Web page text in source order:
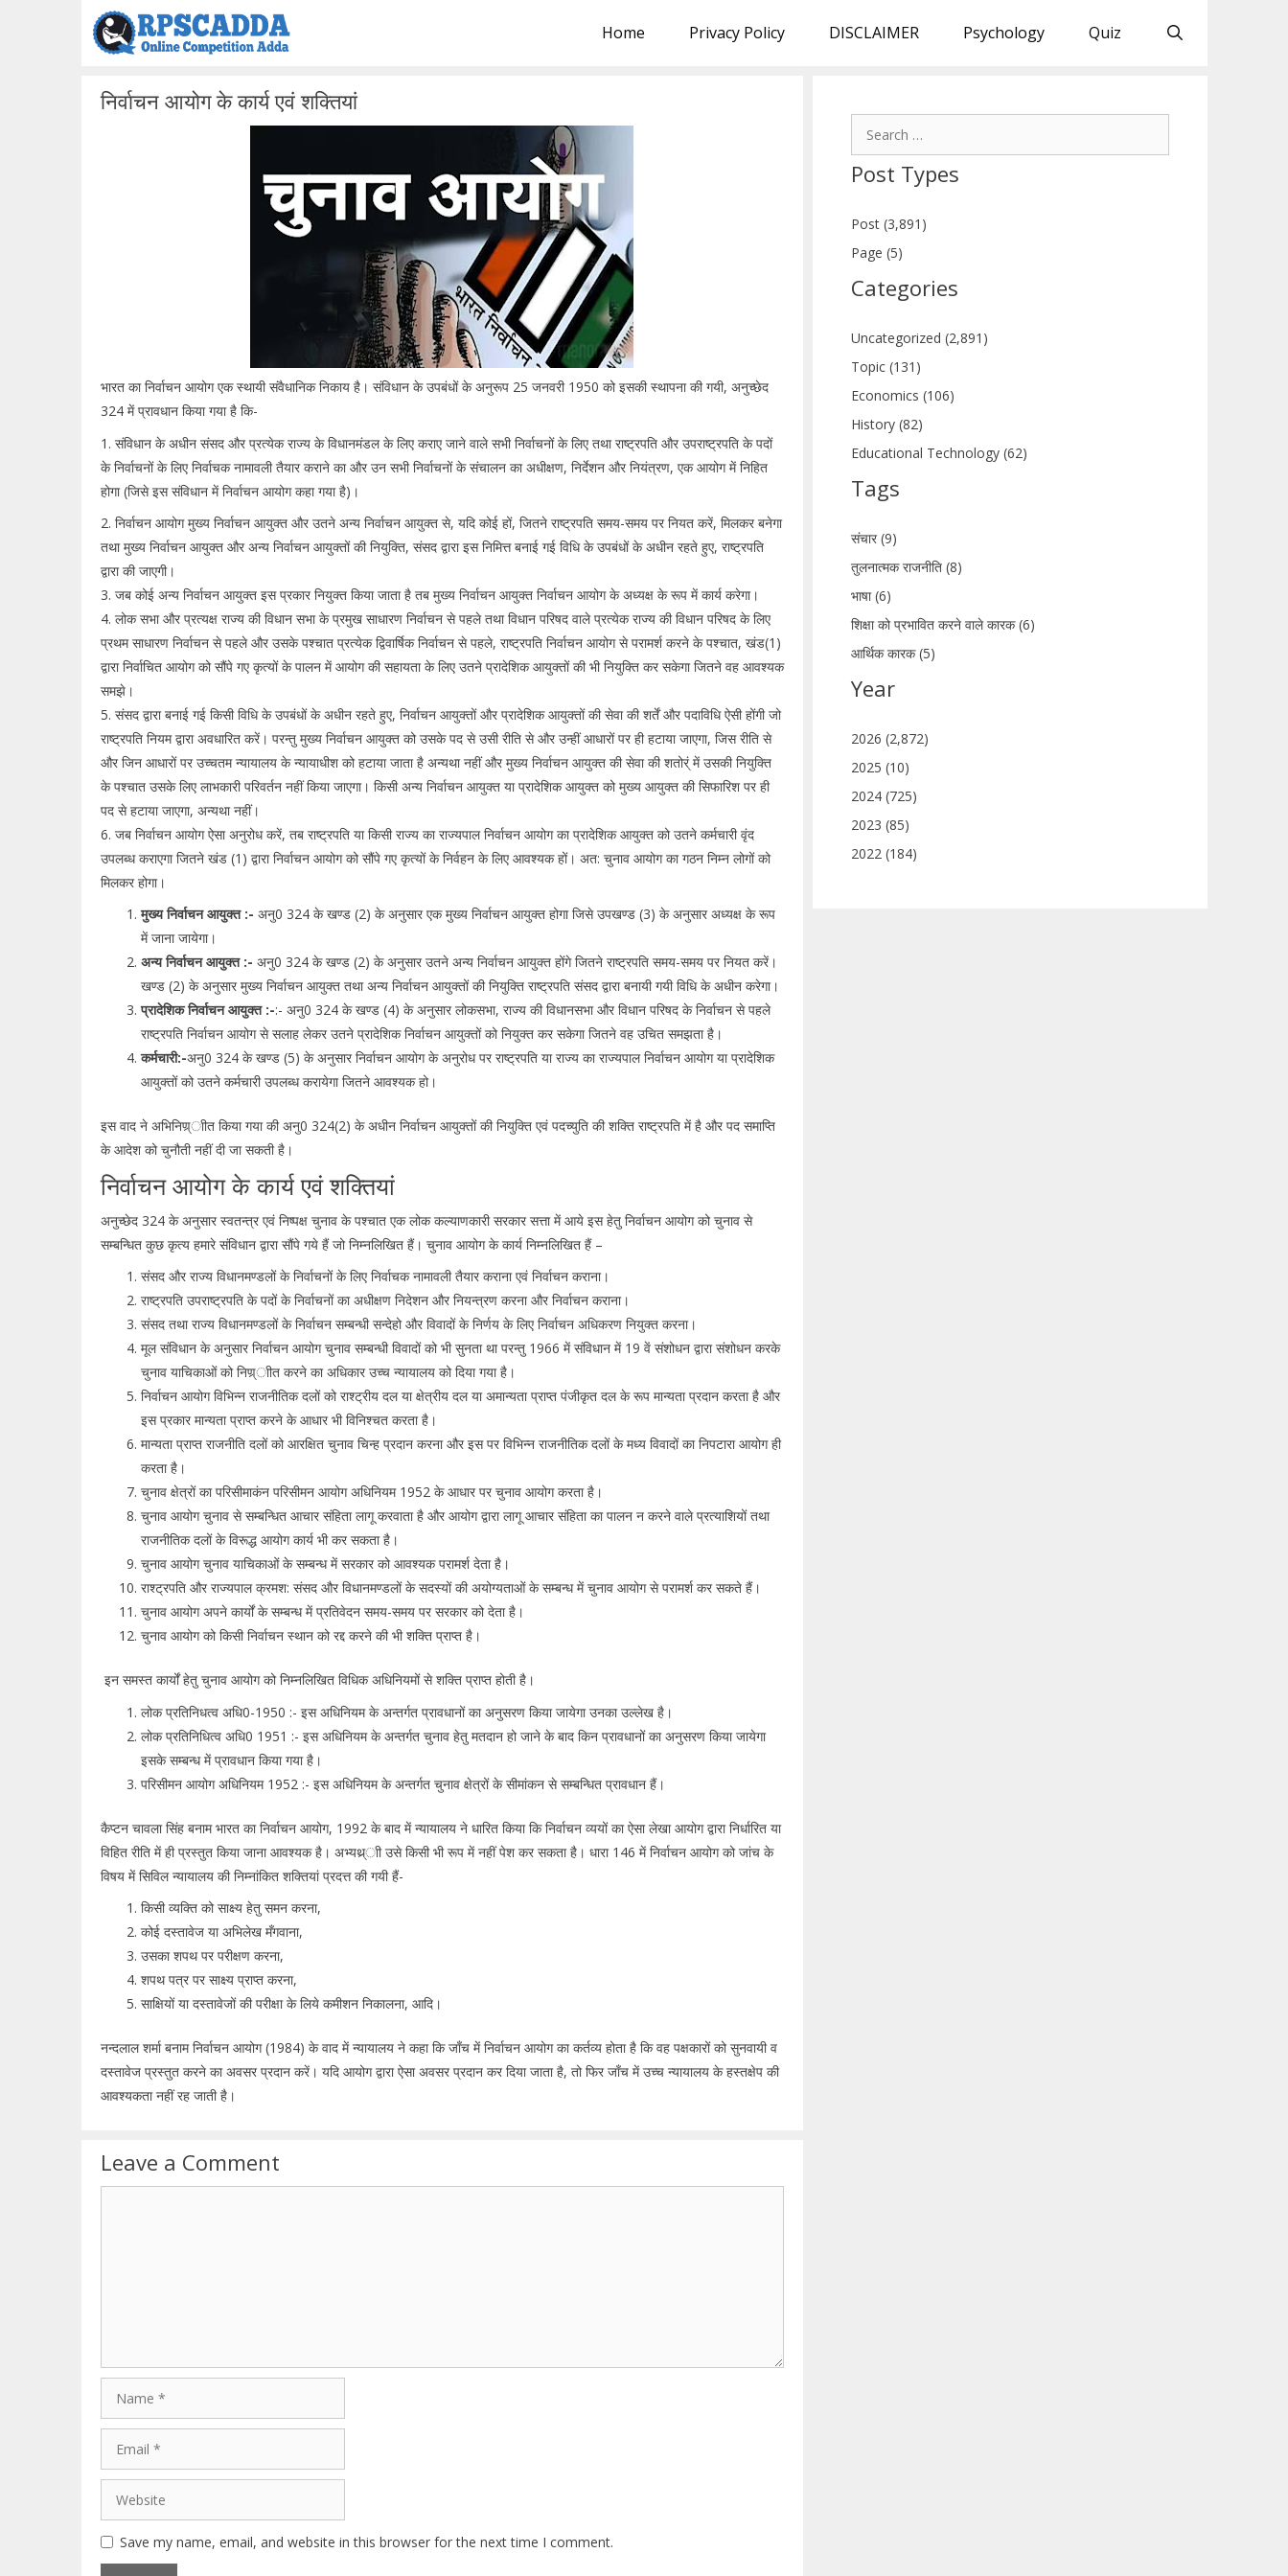
Home Privacy Policy DISCLAIMER Psychology Quiz
निर्वाचन आयोग के कार्य एवं शक्तियां
भारत का निर्वाचन आयोग एक स्थायी संवैधानिक निकाय है। संविधान के उपबंधों के अनुरूप 25 जनवरी 1950 को इसकी स्थापना की गयी, अनुच्छेद
324 में प्रावधान किया गया है कि-
1. संविधान के अधीन संसद और प्रत्येक राज्य के विधानमंडल के लिए कराए जाने वाले सभी निर्वाचनों के लिए तथा राष्ट्रपति और उपराष्ट्रपति के पदों
के निर्वाचनों के लिए निर्वाचक नामावली तैयार कराने का और उन सभी निर्वाचनों के संचालन का अधीक्षण, निर्देशन और नियंत्रण, एक आयोग में निहित
होगा (जिसे इस संविधान में निर्वाचन आयोग कहा गया है)।
2. निर्वाचन आयोग मुख्य निर्वाचन आयुक्त और उतने अन्य निर्वाचन आयुक्त से, यदि कोई हों, जितने राष्ट्रपति समय-समय पर नियत करें, मिलकर बनेगा
तथा मुख्य निर्वाचन आयुक्त और अन्य निर्वाचन आयुक्तों की नियुक्ति, संसद द्वारा इस निमित्त बनाई गई विधि के उपबंधों के अधीन रहते हुए, राष्ट्रपति
द्वारा की जाएगी।
3. जब कोई अन्य निर्वाचन आयुक्त इस प्रकार नियुक्त किया जाता है तब मुख्य निर्वाचन आयुक्त निर्वाचन आयोग के अध्यक्ष के रूप में कार्य करेगा।
4. लोक सभा और प्रत्यक्ष राज्य की विधान सभा के प्रमुख साधारण निर्वाचन से पहले तथा विधान परिषद वाले प्रत्येक राज्य की विधान परिषद के लिए
प्रथम साधारण निर्वाचन से पहले और उसके पश्चात प्रत्येक द्विवार्षिक निर्वाचन से पहले, राष्ट्रपति निर्वाचन आयोग से परामर्श करने के पश्चात, खंड(1)
द्वारा निर्वाचित आयोग को सौंपे गए कृत्यों के पालन में आयोग की सहायता के लिए उतने प्रादेशिक आयुक्तों की भी नियुक्ति कर सकेगा जितने वह आवश्यक
समझे।
5. संसद द्वारा बनाई गई किसी विधि के उपबंधों के अधीन रहते हुए, निर्वाचन आयुक्तों और प्रादेशिक आयुक्तों की सेवा की शर्तें और पदाविधि ऐसी होंगी जो
राष्ट्रपति नियम द्वारा अवधारित करें। परन्तु मुख्य निर्वाचन आयुक्त को उसके पद से उसी रीति से और उन्हीं आधारों पर ही हटाया जाएगा, जिस रीति से
और जिन आधारों पर उच्चतम न्यायालय के न्यायाधीश को हटाया जाता है अन्यथा नहीं और मुख्य निर्वाचन आयुक्त की सेवा की शतोर्ं में उसकी नियुक्ति
के पश्चात उसके लिए लाभकारी परिवर्तन नहीं किया जाएगा। किसी अन्य निर्वाचन आयुक्त या प्रादेशिक आयुक्त को मुख्य आयुक्त की सिफारिश पर ही
पद से हटाया जाएगा, अन्यथा नहीं।
6. जब निर्वाचन आयोग ऐसा अनुरोध करें, तब राष्ट्रपति या किसी राज्य का राज्यपाल निर्वाचन आयोग का प्रादेशिक आयुक्त को उतने कर्मचारी वृंद
उपलब्ध कराएगा जितने खंड (1) द्वारा निर्वाचन आयोग को सौंपे गए कृत्यों के निर्वहन के लिए आवश्यक हों। अत: चुनाव आयोग का गठन निम्न लोगों को
मिलकर होगा।
मुख्य निर्वाचन आयुक्त :- अनु0 324 के खण्ड (2) के अनुसार एक मुख्य निर्वाचन आयुक्त होगा जिसे उपखण्ड (3) के अनुसार अध्यक्ष के रूप
में जाना जायेगा।
अन्य निर्वाचन आयुक्त :- अनु0 324 के खण्ड (2) के अनुसार उतने अन्य निर्वाचन आयुक्त होंगे जितने राष्ट्रपति समय-समय पर नियत करें।
खण्ड (2) के अनुसार मुख्य निर्वाचन आयुक्त तथा अन्य निर्वाचन आयुक्तों की नियुक्ति राष्ट्रपति संसद द्वारा बनायी गयी विधि के अधीन करेगा।
प्रादेशिक निर्वाचन आयुक्त :-:- अनु0 324 के खण्ड (4) के अनुसार लोकसभा, राज्य की विधानसभा और विधान परिषद के निर्वाचन से पहले
राष्ट्रपति निर्वाचन आयोग से सलाह लेकर उतने प्रादेशिक निर्वाचन आयुक्तों को नियुक्त कर सकेगा जितने वह उचित समझता है।
कर्मचारी:-अनु0 324 के खण्ड (5) के अनुसार निर्वाचन आयोग के अनुरोध पर राष्ट्रपति या राज्य का राज्यपाल निर्वाचन आयोग या प्रादेशिक
आयुक्तों को उतने कर्मचारी उपलब्ध करायेगा जितने आवश्यक हो।
इस वाद ने अभिनिण्र्ाीत किया गया की अनु0 324(2) के अधीन निर्वाचन आयुक्तों की नियुक्ति एवं पदच्युति की शक्ति राष्ट्रपति में है और पद समाप्ति
के आदेश को चुनौती नहीं दी जा सकती है।
निर्वाचन आयोग के कार्य एवं शक्तियां
अनुच्छेद 324 के अनुसार स्वतन्त्र एवं निष्पक्ष चुनाव के पश्चात एक लोक कल्याणकारी सरकार सत्ता में आये इस हेतु निर्वाचन आयोग को चुनाव से
सम्बन्धित कुछ कृत्य हमारे संविधान द्वारा सौंपे गये हैं जो निम्नलिखित हैं। चुनाव आयोग के कार्य निम्नलिखित हैं –
संसद और राज्य विधानमण्डलों के निर्वाचनों के लिए निर्वाचक नामावली तैयार कराना एवं निर्वाचन कराना।
राष्ट्रपति उपराष्ट्रपति के पदों के निर्वाचनों का अधीक्षण निदेशन और नियन्त्रण करना और निर्वाचन कराना।
संसद तथा राज्य विधानमण्डलों के निर्वाचन सम्बन्धी सन्देहो और विवादों के निर्णय के लिए निर्वाचन अधिकरण नियुक्त करना।
मूल संविधान के अनुसार निर्वाचन आयोग चुनाव सम्बन्धी विवादों को भी सुनता था परन्तु 1966 में संविधान में 19 वें संशोधन द्वारा संशोधन करके
चुनाव याचिकाओं को निण्र्ाीत करने का अधिकार उच्च न्यायालय को दिया गया है।
निर्वाचन आयोग विभिन्न राजनीतिक दलों को राश्ट्रीय दल या क्षेत्रीय दल या अमान्यता प्राप्त पंजीकृत दल के रूप मान्यता प्रदान करता है और
इस प्रकार मान्यता प्राप्त करने के आधार भी विनिश्चत करता है।
मान्यता प्राप्त राजनीति दलों को आरक्षित चुनाव चिन्ह प्रदान करना और इस पर विभिन्न राजनीतिक दलों के मध्य विवादों का निपटारा आयोग ही
करता है।
चुनाव क्षेत्रों का परिसीमाकंन परिसीमन आयोग अधिनियम 1952 के आधार पर चुनाव आयोग करता है।
चुनाव आयोग चुनाव से सम्बन्धित आचार संहिता लागू करवाता है और आयोग द्वारा लागू आचार संहिता का पालन न करने वाले प्रत्याशियों तथा
राजनीतिक दलों के विरूद्ध आयोग कार्य भी कर सकता है।
चुनाव आयोग चुनाव याचिकाओं के सम्बन्ध में सरकार को आवश्यक परामर्श देता है।
राश्ट्रपति और राज्यपाल क्रमश: संसद और विधानमण्डलों के सदस्यों की अयोग्यताओं के सम्बन्ध में चुनाव आयोग से परामर्श कर सकते हैं।
चुनाव आयोग अपने कार्यों के सम्बन्ध में प्रतिवेदन समय-समय पर सरकार को देता है।
चुनाव आयोग को किसी निर्वाचन स्थान को रद्द करने की भी शक्ति प्राप्त है।
इन समस्त कार्यों हेतु चुनाव आयोग को निम्नलिखित विधिक अधिनियमों से शक्ति प्राप्त होती है।
लोक प्रतिनिधत्व अधि0-1950 :- इस अधिनियम के अन्तर्गत प्रावधानों का अनुसरण किया जायेगा उनका उल्लेख है।
लोक प्रतिनिधित्व अधि0 1951 :- इस अधिनियम के अन्तर्गत चुनाव हेतु मतदान हो जाने के बाद किन प्रावधानों का अनुसरण किया जायेगा
इसके सम्बन्ध में प्रावधान किया गया है।
परिसीमन आयोग अधिनियम 1952 :- इस अधिनियम के अन्तर्गत चुनाव क्षेत्रों के सीमांकन से सम्बन्धित प्रावधान हैं।
कैप्टन चावला सिंह बनाम भारत का निर्वाचन आयोग, 1992 के बाद में न्यायालय ने धारित किया कि निर्वाचन व्ययों का ऐसा लेखा आयोग द्वारा निर्धारित या
विहित रीति में ही प्रस्तुत किया जाना आवश्यक है। अभ्यथ्र्ाी उसे किसी भी रूप में नहीं पेश कर सकता है। धारा 146 में निर्वाचन आयोग को जांच के
विषय में सिविल न्यायालय की निम्नांकित शक्तियां प्रदत्त की गयी हैं-
किसी व्यक्ति को साक्ष्य हेतु समन करना,
कोई दस्तावेज या अभिलेख मँगवाना,
उसका शपथ पर परीक्षण करना,
शपथ पत्र पर साक्ष्य प्राप्त करना,
साक्षियों या दस्तावेजों की परीक्षा के लिये कमीशन निकालना, आदि।
नन्दलाल शर्मा बनाम निर्वाचन आयोग (1984) के वाद में न्यायालय ने कहा कि जाँच में निर्वाचन आयोग का कर्तव्य होता है कि वह पक्षकारों को सुनवायी व
दस्तावेज प्रस्तुत करने का अवसर प्रदान करें। यदि आयोग द्वारा ऐसा अवसर प्रदान कर दिया जाता है, तो फिर जाँच में उच्च न्यायालय के हस्तक्षेप की
आवश्यकता नहीं रह जाती है।
Leave a Comment
Website
Save my name, email, and website in this browser for the next time I comment.
Post Types
Post (3,891)
Page (5)
Categories
Uncategorized (2,891)
Topic (131)
Economics (106)
History (82)
Educational Technology (62)
Tags
संचार (9)
तुलनात्मक राजनीति (8)
भाषा (6)
शिक्षा को प्रभावित करने वाले कारक (6)
आर्थिक कारक (5)
Year
2026 (2,872)
2025 (10)
2024 (725)
2023 (85)
2022 (184)